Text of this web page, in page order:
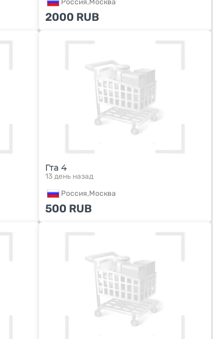
2000 RUB
Гта 4
13 день назад
Россия,Москва
500 RUB